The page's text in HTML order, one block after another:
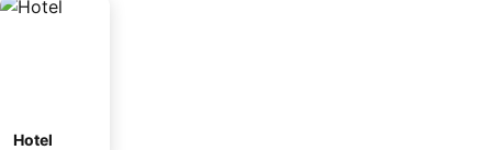
Hotel